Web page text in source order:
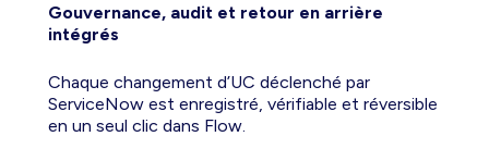
Gouvernance, audit et retour en arrière
intégrés
Chaque changement d’UC déclenché par
ServiceNow est enregistré, vérifiable et réversible
en un seul clic dans Flow.